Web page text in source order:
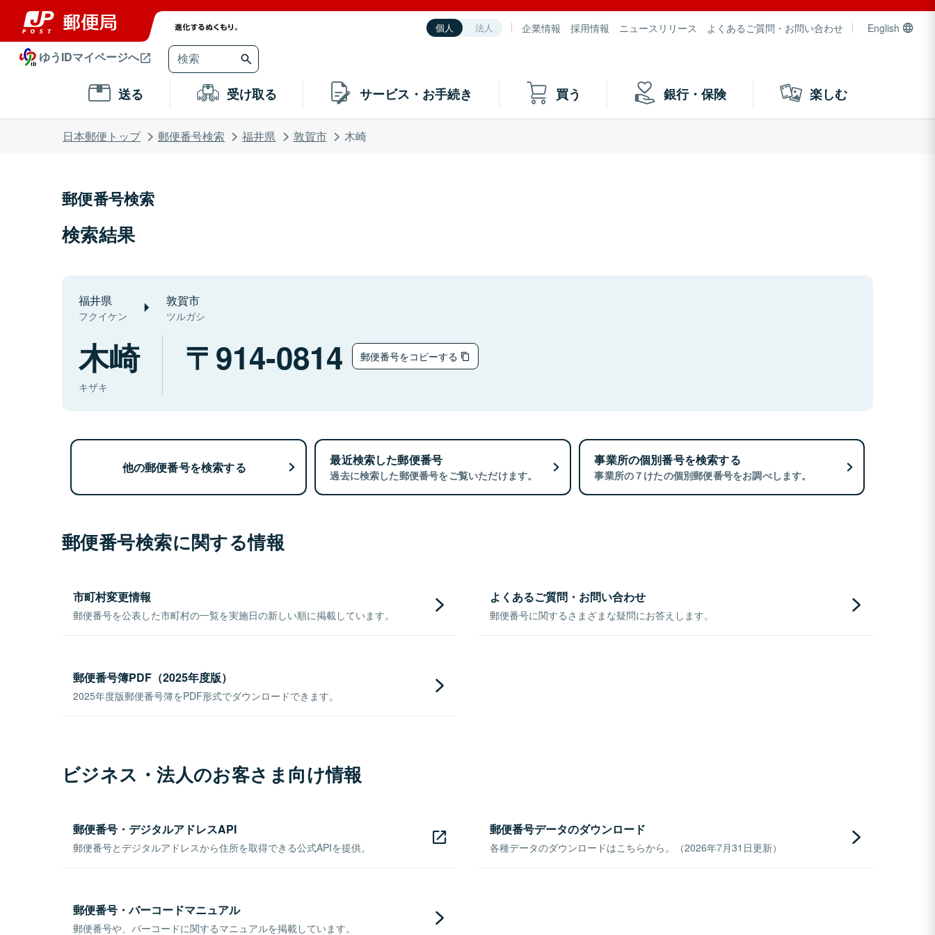
個人 法人 企業情報 採用情報 ニュースリリース よくあるご質問・お問い合わせ English
ゆうIDマイページへ
送る 受け取る サービス・お手続き 買う 銀行・保険 楽しむ
日本郵便トップ 郵便番号検索 福井県 敦賀市 木崎
郵便番号検索
検索結果
福井県
フクイケン
敦賀市
ツルガシ
木崎
キザキ
914-0814 郵便番号をコピーする
他の郵便番号を検索する 最近検索した郵便番号
過去に検索した郵便番号をご覧いただけます。
事業所の個別番号を検索する
事業所の７けたの個別郵便番号をお調べします。
郵便番号検索に関する情報
市町村変更情報
郵便番号を公表した市町村の一覧を実施日の新しい順に掲載しています。
よくあるご質問・お問い合わせ
郵便番号に関するさまざまな疑問にお答えします。
郵便番号簿PDF（2025年度版）
2025年度版郵便番号簿をPDF形式でダウンロードできます。
ビジネス・法人のお客さま向け情報
郵便番号・デジタルアドレスAPI
郵便番号とデジタルアドレスから住所を取得できる公式APIを提供。
郵便番号データのダウンロード
各種データのダウンロードはこちらから。（2026年7月31日更新）
郵便番号・バーコードマニュアル
郵便番号や、バーコードに関するマニュアルを掲載しています。